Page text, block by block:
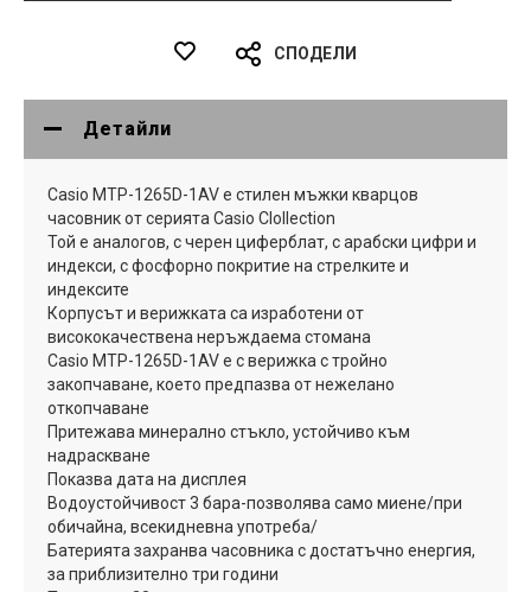
СПОДЕЛИ
Детайли
Casio MTP-1265D-1AV е стилен мъжки кварцов
часовник от серията Casio CIollection
Той е аналогов, с черен циферблат, с арабски цифри и
индекси, с фосфорно покритие на стрелките и
индексите
Корпусът и верижката са изработени от
висококачествена неръждаема стомана
Casio MTP-1265D-1AV е с верижка с тройно
закопчаване, което предпазва от нежелано
откопчаване
Притежава минерално стъкло, устойчиво към
надраскване
Показва дата на дисплея
Водоустойчивост 3 бара-позволява само миене/при
обичайна, всекидневна употреба/
Батерията захранва часовника с достатъчно енергия,
за приблизително три години